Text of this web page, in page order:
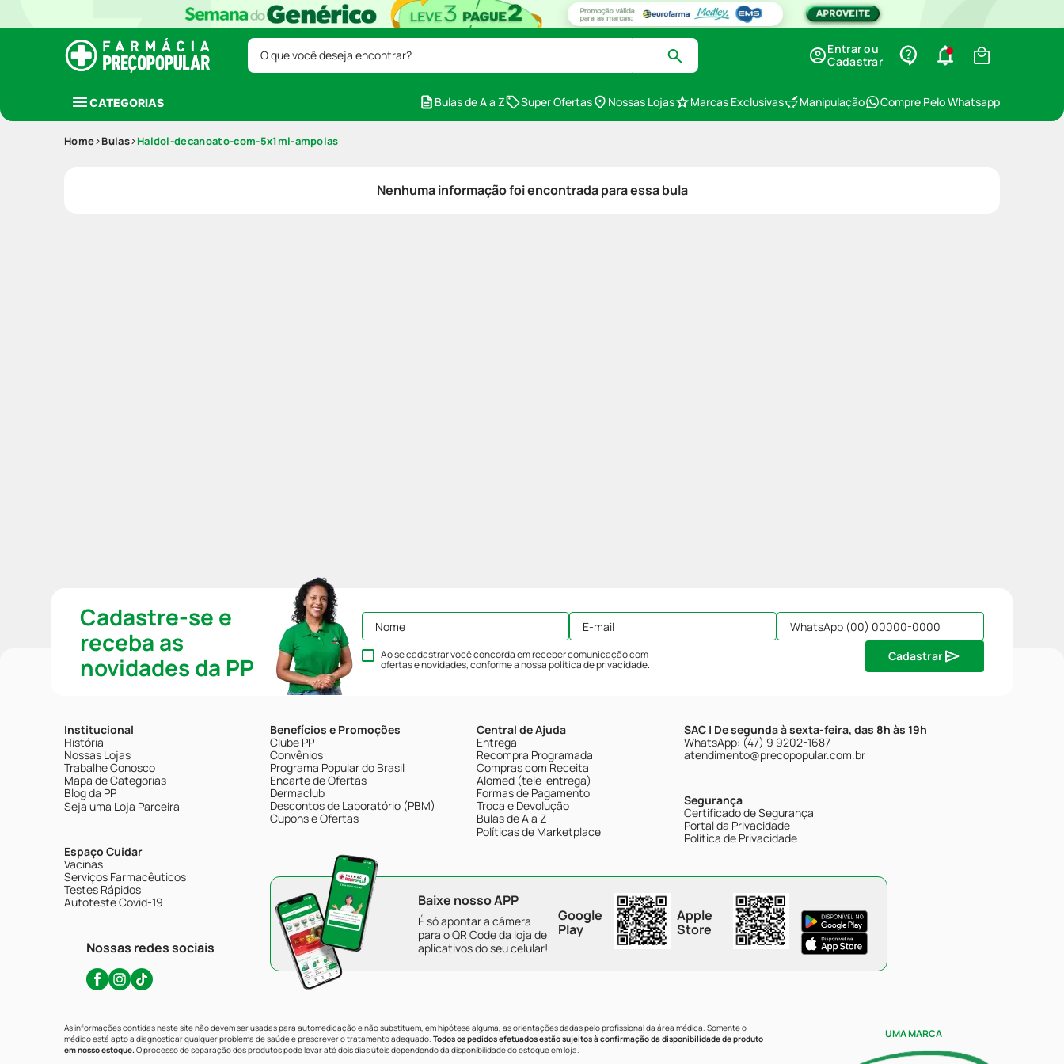
O que você deseja encontrar?
Entrar ou
Cadastrar
CATEGORIAS Bulas de A a Z Super Ofertas Nossas Lojas Marcas Exclusivas Manipulação Compre Pelo Whatsapp
Home Bulas Haldol-decanoato-com-5x1ml-ampolas
Nenhuma informação foi encontrada para essa bula
Cadastre-se e
receba as
novidades da PP
Ao se cadastrar você concorda em receber comunicação com
ofertas e novidades, conforme a nossapolítica de privacidade.
Cadastrar
Institucional
História
Nossas Lojas
Trabalhe Conosco
Mapa de Categorias
Blog da PP
Seja uma Loja Parceira
Espaço Cuidar
Vacinas
Serviços Farmacêuticos
Testes Rápidos
Autoteste Covid-19
Nossas redes sociais
Benefícios e Promoções
Clube PP
Convênios
Programa Popular do Brasil
Encarte de Ofertas
Dermaclub
Descontos de Laboratório (PBM)
Cupons e Ofertas
Central de Ajuda
Entrega
Recompra Programada
Compras com Receita
Alomed (tele-entrega)
Formas de Pagamento
Troca e Devolução
Bulas de A a Z
Políticas de Marketplace
SAC | De segunda à sexta-feira, das 8h às 19h
WhatsApp: (47) 9 9202-1687
atendimento@precopopular.com.br
Segurança
Certificado de Segurança
Portal da Privacidade
Política de Privacidade
Baixe nosso APP
É só apontar a câmera
para o QR Code da loja de
aplicativos do seu celular!
Google
Play
Apple
Store
As informações contidas neste site não devem ser usadas para automedicação e não substituem, em hipótese alguma, as orientações dadas pelo profissional da área médica. Somente o
médico está apto a diagnosticar qualquer problema de saúde e prescrever o tratamento adequado. Todos os pedidos efetuados estão sujeitos à confirmação da disponibilidade de produto
em nosso estoque.O processo de separação dos produtos pode levar até dois dias úteis dependendo da disponibilidade do estoque em loja.
UMA MARCA